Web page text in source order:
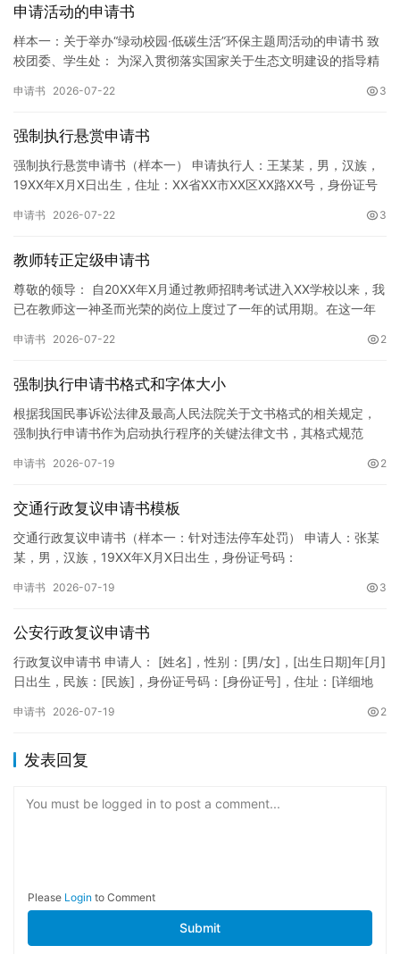
申请活动的申请书
样本一：关于举办“绿动校园·低碳生活”环保主题周活动的申请书 致
校团委、学生处： 为深入贯彻落实国家关于生态文明建设的指导精
申请书 2026-07-22 3
强制执行悬赏申请书
强制执行悬赏申请书（样本一） 申请执行人：王某某，男，汉族，
19XX年X月X日出生，住址：XX省XX市XX区XX路XX号，身份证号
申请书 2026-07-22 3
教师转正定级申请书
尊敬的领导： 自20XX年X月通过教师招聘考试进入XX学校以来，我
已在教师这一神圣而光荣的岗位上度过了一年的试用期。在这一年
申请书 2026-07-22 2
强制执行申请书格式和字体大小
根据我国民事诉讼法律及最高人民法院关于文书格式的相关规定，
强制执行申请书作为启动执行程序的关键法律文书，其格式规范
纸张与…
申请书 2026-07-19 2
交通行政复议申请书模板
交通行政复议申请书（样本一：针对违法停车处罚） 申请人：张某
某，男，汉族，19XX年X月X日出生，身份证号码：
申请书 2026-07-19 3
公安行政复议申请书
行政复议申请书 申请人： [姓名]，性别：[男/女]，[出生日期]年[月]
日出生，民族：[民族]，身份证号码：[身份证号]，住址：[详细地
申请书 2026-07-19 2
发表回复
You must be logged in to post a comment...
Please Login to Comment
Submit